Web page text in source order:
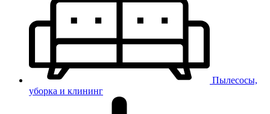
Пылесосы,
уборка и клининг